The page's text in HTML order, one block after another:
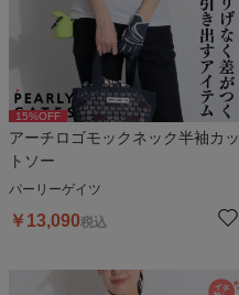
15%OFF
アーチロゴモックネック半袖カッ
トソー
パーリーゲイツ
￥ 13,090税込